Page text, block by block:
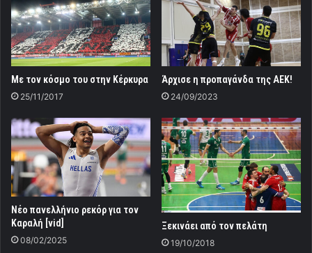
Με τον κόσμο του στην Κέρκυρα
25/11/2017
Άρχισε η προπαγάνδα της ΑΕΚ!
24/09/2023
Νέο πανελλήνιο ρεκόρ για τον
Καραλή [vid]
08/02/2025
Ξεκινάει από τον πελάτη
19/10/2018